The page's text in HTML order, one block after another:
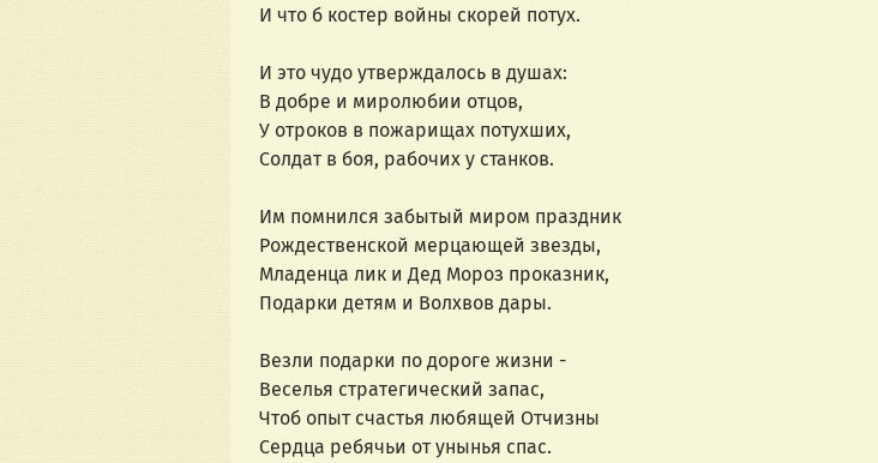
И что б костер войны скорей потух.
И это чудо утверждалось в душах:
В добре и миролюбии отцов,
У отроков в пожарищах потухших,
Солдат в боя, рабочих у станков.
Им помнился забытый миром праздник
Рождественской мерцающей звезды,
Младенца лик и Дед Мороз проказник,
Подарки детям и Волхвов дары.
Везли подарки по дороге жизни -
Веселья стратегический запас,
Чтоб опыт счастья любящей Отчизны
Сердца ребячьи от унынья спас.